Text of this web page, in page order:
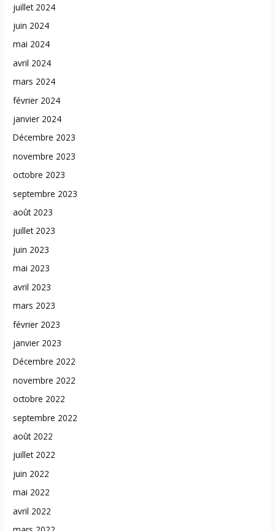
juillet 2024
juin 2024
mai 2024
avril 2024
mars 2024
février 2024
janvier 2024
Décembre 2023
novembre 2023
octobre 2023
septembre 2023
août 2023
juillet 2023
juin 2023
mai 2023
avril 2023
mars 2023
février 2023
janvier 2023
Décembre 2022
novembre 2022
octobre 2022
septembre 2022
août 2022
juillet 2022
juin 2022
mai 2022
avril 2022